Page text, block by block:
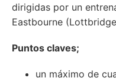
dirigidas por un
Eastbourne
Puntos claves;
un máximo de